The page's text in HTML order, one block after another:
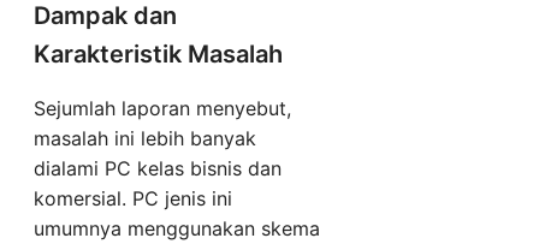
Dampak dan
Karakteristik Masalah
Sejumlah laporan menyebut,
masalah ini lebih banyak
dialami PC kelas bisnis dan
komersial. PC jenis ini
umumnya menggunakan skema